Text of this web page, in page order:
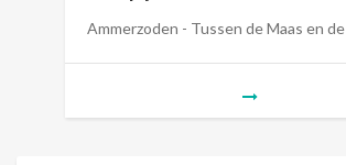
Ammerzoden - Tussen de Maas en de